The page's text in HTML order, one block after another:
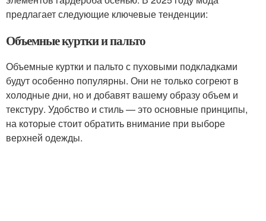
предлагает следующие ключевые тенденции:
Объемные куртки и пальто
Объемные куртки и пальто с пуховыми подкладками
будут особенно популярны. Они не только согреют в
холодные дни, но и добавят вашему образу объем и
текстуру. Удобство и стиль — это основные принципы,
на которые стоит обратить внимание при выборе
верхней одежды.